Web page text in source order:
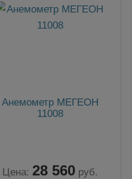
Анемометр МЕГЕОН
11008
Цена: 28 560 руб.